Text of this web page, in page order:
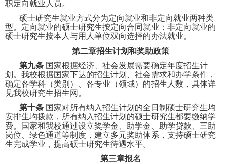
职定向就业人员。
硕士研究生就业方式分为定向就业和非定向就业两种类
型。定向就业的硕士研究生按定向合同就业；非定向就业的
硕士研究生按本人与用人单位双向选择的办法就业。
第二章招生计划和奖助政策
第九条 国家根据经济、社会发展需要确定年度招生计
划。我校根据国家下达的招生计划、社会需求和办学条件，
确定各学科（类别）、各专业（领域）的招生人数，具体详
见我校研究生招生网。
第十条 国家对所有纳入招生计划的全日制硕士研究生均
安排生均拨款，所有纳入招生计划的硕士研究生都要缴纳学
费。国家和我校通过设立奖学金、助学金、助学贷款、三助
岗位、绿色通道等制度，建立多元奖助体系，支持硕士研究
生完成学业，提高硕士研究生待遇水平。
第三章报名